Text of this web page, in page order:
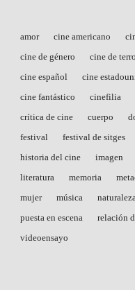
amor cine americano
cine de género
cine de
cine español
cine
cine fantástico
cinefilia
crítica de cine
cuerpo
festival
festival de sitges
historia del cine
imagen
literatura
memoria
mujer
música naturaleza
puesta en escena
relación
videoensayo